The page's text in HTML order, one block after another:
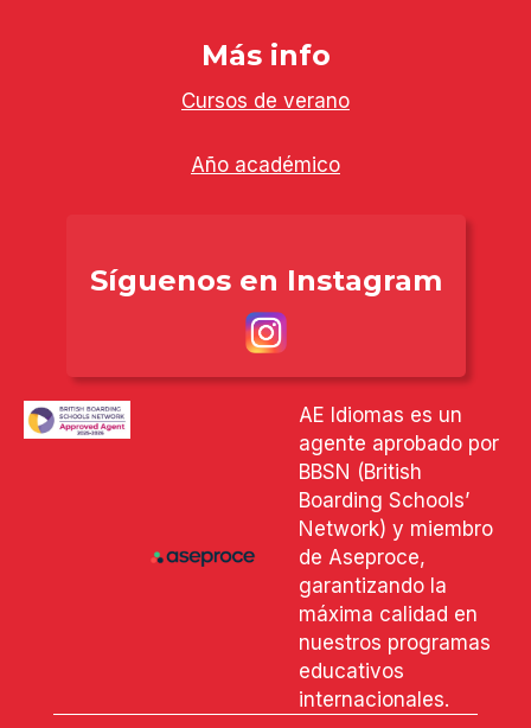
Más info
Cursos de verano
Año académico
Síguenos en Instagram
AE Idiomas es un
agente aprobado por
BBSN (British
Boarding Schools’
Network) y miembro
de Aseproce,
garantizando la
máxima calidad en
nuestros programas
educativos
internacionales.